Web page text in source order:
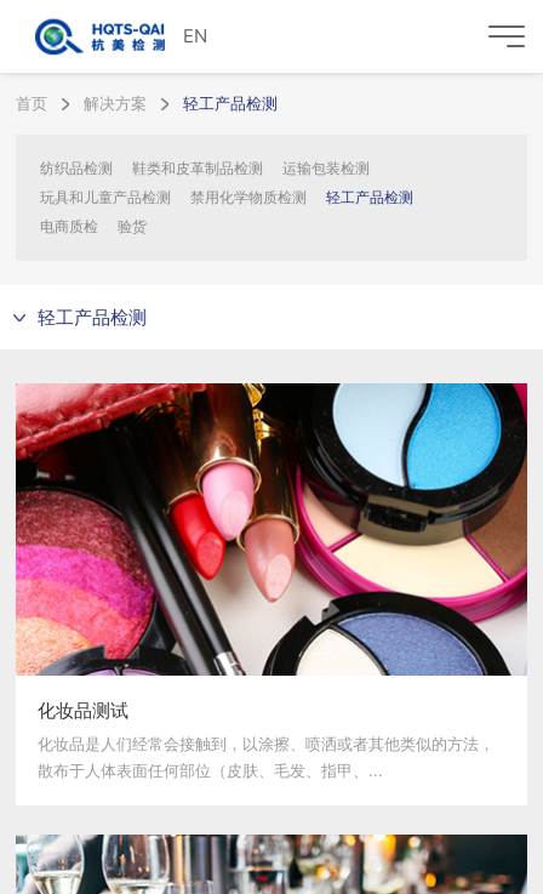
EN
首页 解决方案 轻工产品检测
纺织品检测 鞋类和皮革制品检测
运输包装检测
玩具和儿童产品检测
禁用化学物质检测
轻工产品检测
电商质检
验货
轻工产品检测
化妆品测试
化妆品是人们经常会接触到，以涂擦、喷洒或者其他类似的方法，
散布于人体表面任何部位（皮肤、毛发、指甲、...